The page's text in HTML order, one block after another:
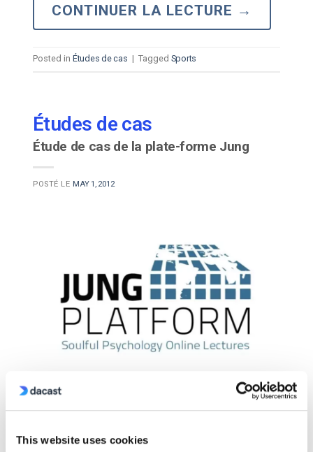
This website uses cookies
CONTINUER LA LECTURE →
Posted in Études de cas | Tagged Sports
Études de cas
Étude de cas de la plate-forme Jung
POSTÉ LE MAY 1, 2012
Dacast, Jung Platform offre une diffusion en direct